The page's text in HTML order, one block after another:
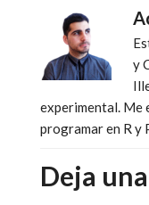
y
experimental. Me
programar en R y
Deja